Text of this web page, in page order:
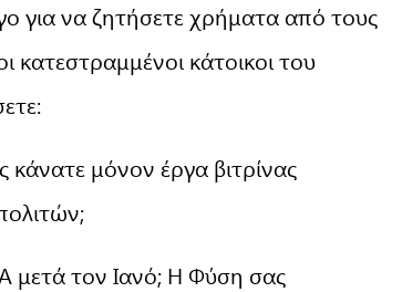
για να ζητήσετε χρήματα από τους
κατεστραμμένοι κάτοικοι του
κάνατε μόνον έργα βιτρίνας
μετά τoν Ιανό; Η Φύση σας